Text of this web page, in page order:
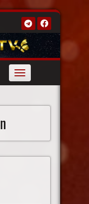
Toggle
navigation